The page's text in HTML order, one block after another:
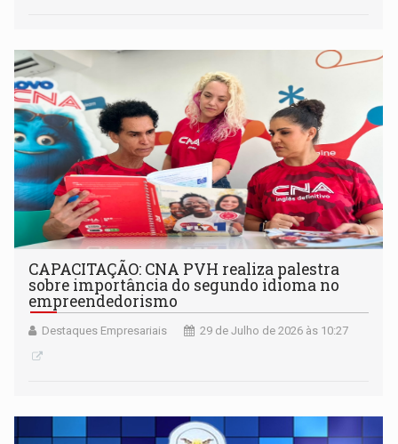
CAPACITAÇÃO: CNA PVH realiza palestra
sobre importância do segundo idioma no
empreendedorismo
Destaques Empresariais 29 de Julho de 2026 às 10:27